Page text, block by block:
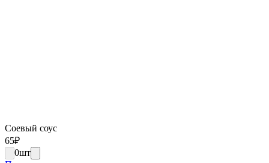
Соевый соус
65₽
0шт